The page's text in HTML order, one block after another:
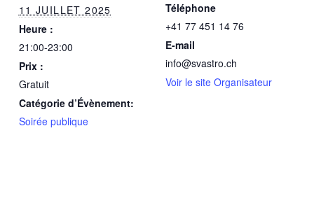
11 JUILLET 2025
Heure :
21:00-23:00
Prix :
Gratuit
Catégorie d’Évènement:
Soirée publique
Téléphone
+41 77 451 14 76
E-mail
info@svastro.ch
Voir le site Organisateur